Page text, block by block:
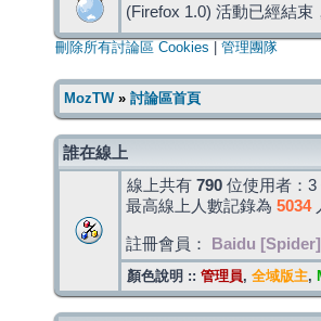
(Firefox 1.0) 活動已經結束
刪除所有討論區 Cookies 管理團隊
MozTW» 討論區首頁
誰在線上
線上共有 790 位使用者：
最高線上人數記錄為 5034
註冊會員： Baidu [Spider]
顏色說明 :: 管理員, 全域版主,